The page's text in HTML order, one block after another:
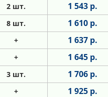
2 шт. 1 543 р.
8 шт. 1 610 р.
+ 1 637 р.
+ 1 645 р.
3 шт. 1 706 р.
+ 1 925 р.